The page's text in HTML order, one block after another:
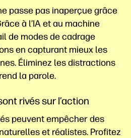
passe pas inaperçue grâce
à l’IA et au machine
de modes de cadrage
en capturant mieux les
Éliminez les distractions
la parole.
rivés sur l’action
peuvent empêcher des
et réalistes. Profitez